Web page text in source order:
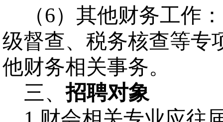
（6） 其他财务工作
级督查、税务核查等专
他财务相关事务。
三、招聘对象